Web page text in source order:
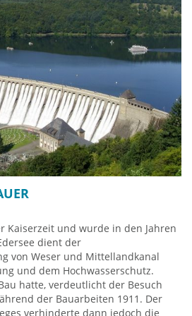
Detail zu erkennen, sodass der
des Films herumzulaufen
werden. Auf euren Körpern wird
und ihr selbst werdet als
18 Uhr von Ostern bis Ende Okt.
Kaiserzeit und wurde in den Jahren
dient der
von Weser und Mittellandkanal
und dem Hochwasserschutz.
hatte, verdeutlicht der Besuch
der Bauarbeiten 1911. Der
verhinderte dann jedoch die